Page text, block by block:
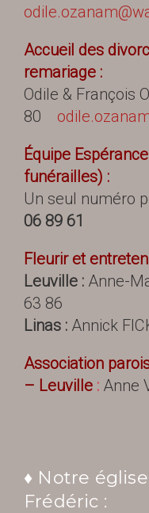
Accueil des
remariage :
Odile & François
80
Équipe
funérailles) :
Un seul numéro
06 89 61
Fleurir et
Leuville : Anne-
63 86
Linas : Annick
Association
– Leuville : Anne
♦ Notre
Frédéric :